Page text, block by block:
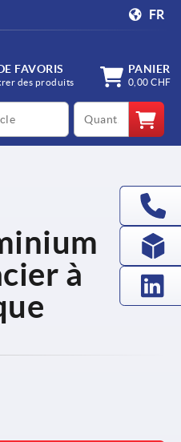
FR
FAVORIS
des produits
PANIER
0,00 CHF
qty
à